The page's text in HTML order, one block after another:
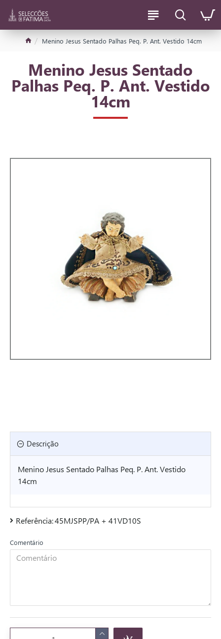
Menino Jesus Sentado Palhas Peq. P. Ant. Vestido 14cm
Menino Jesus Sentado
Palhas Peq. P. Ant. Vestido
14cm
Descrição
Menino Jesus Sentado Palhas Peq. P. Ant. Vestido
14cm
Referência:45MJSPP/PA + 41VD10S
Comentário